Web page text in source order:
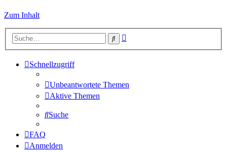
Zum Inhalt
Suche
Schnellzugriff
Unbeantwortete Themen
Aktive Themen
Suche
FAQ
Anmelden